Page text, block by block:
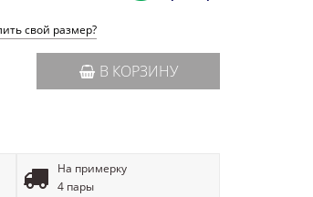
свой размер?
В КОРЗИНУ
На примерку
4 пары